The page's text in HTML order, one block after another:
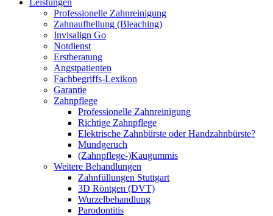
Leistungen
Professionelle Zahnreinigung
Zahnaufhellung (Bleaching)
Invisalign Go
Notdienst
Erstberatung
Angstpatienten
Fachbegriffs-Lexikon
Garantie
Zahnpflege
Professionelle Zahnreinigung
Richtige Zahnpflege
Elektrische Zahnbürste oder Handzahnbürste?
Mundgeruch
(Zahnpflege-)Kaugummis
Weitere Behandlungen
Zahnfüllungen Stuttgart
3D Röntgen (DVT)
Wurzelbehandlung
Parodontitis